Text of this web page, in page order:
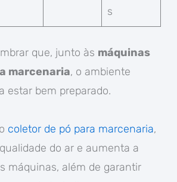
s
que, junto às máquinas
marcenaria, o ambiente
estar bem preparado.
coletor de pó para marcenaria,
do ar e aumenta a
máquinas, além de garantir